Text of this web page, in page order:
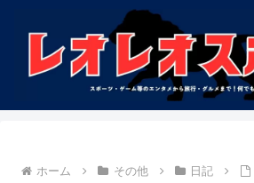
ホーム その他 日記